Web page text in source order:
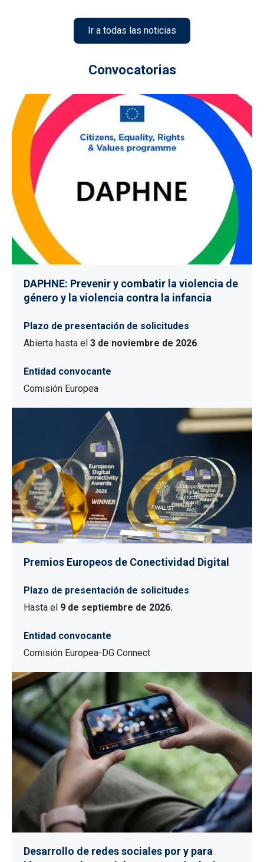
Ir a todas las noticias
Convocatorias
DAPHNE: Prevenir y combatir la violencia de
género y la violencia contra la infancia
Plazo de presentación de solicitudes
Abierta hasta el 3 de noviembre de 2026.
Entidad convocante
Comisión Europea
Premios Europeos de Conectividad Digital
Plazo de presentación de solicitudes
Hasta el 9 de septiembre de 2026.
Entidad convocante
Comisión Europea-DG Connect
Desarrollo de redes sociales por y para